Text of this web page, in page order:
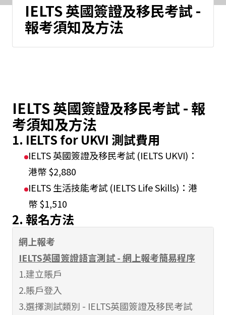
IELTS 英國簽證及移民考試 -
報考須知及方法
IELTS 英國簽證及移民考試 - 報
考須知及方法
1. IELTS for UKVI 測試費用
IELTS 英國簽證及移民考試 (IELTS UKVI)：
港幣 $2,880
IELTS 生活技能考試 (IELTS Life Skills)：港
幣 $1,510
2. 報名方法
網上報考
IELTS英國簽證語言測試 - 網上報考簡易程序
1.建立賬戶
2.賬戶登入
3.選擇測試類別 - IELTS英國簽證及移民考試